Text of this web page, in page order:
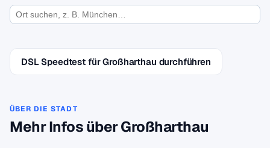
DSL Speedtest für Großharthau durchführen
ÜBER DIE STADT
Mehr Infos über Großharthau